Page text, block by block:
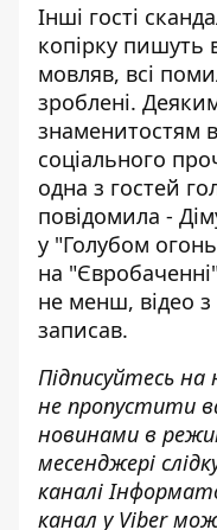
Інші гості
копірку
мовляв, всі
зроблені.
знаменитостям
соціального
одна з гостей
повідомила -
у "Голубом
на
не менш, відео
записав.
Підписуйтесь
не пропустити
новинами в
месенджері
каналі
канал у Viber